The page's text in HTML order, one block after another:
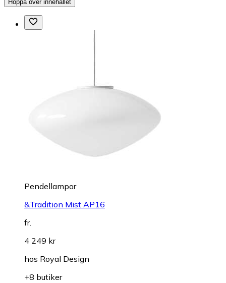
Hoppa över innehållet
Pendellampor
&Tradition Mist AP16
fr.
4 249 kr
hos Royal Design
+8 butiker